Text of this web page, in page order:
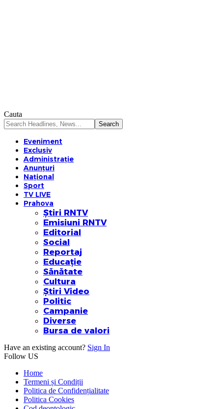
Cauta
Eveniment
Exclusiv
Administrație
Anunțuri
Național
Sport
TV LIVE
Prahova
Știri RNTV
Emisiuni RNTV
Editorial
Social
Reportaj
Educație
Sănătate
Cultura
Știri Video
Politic
Campanie
Diverse
Bursa de valori
Have an existing account? Sign In
Follow US
Home
Termeni și Condiții
Politica de Confidențialitate
Politica Cookies